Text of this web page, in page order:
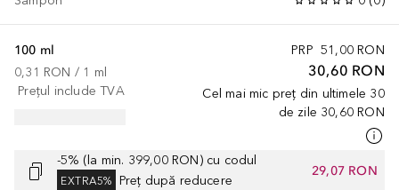
PRP 51,00 RON
30,60 RON
Cel mai mic preț din ultimele 30
de zile 30,60 RON
100 ml
0,31 RON / 1 ml
Prețul include TVA
-5% (la min. 399,00 RON) cu codul
EXTRA5% Preț după reducere
29,07 RON